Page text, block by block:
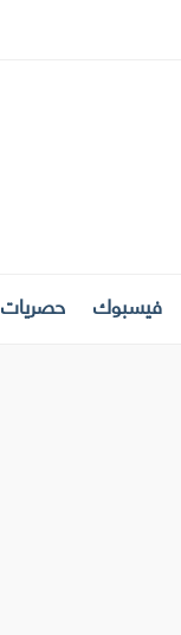
فيسبوك حصريات